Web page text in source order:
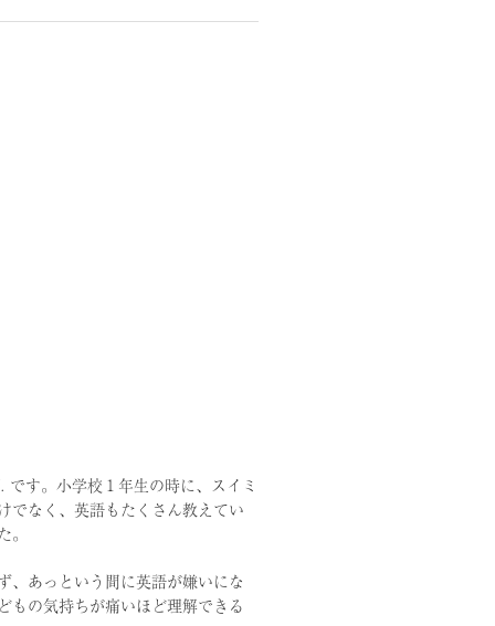
す。小学校１年生の時に、スイミ
でなく、英語もたくさん教えてい
、あっという間に英語が嫌いにな
もの気持ちが痛いほど理解できる